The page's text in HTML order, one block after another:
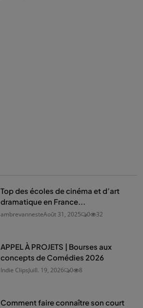
Top des écoles de cinéma et d’art
dramatique en France...
ambrevannesteAoût 31, 2025 0 32
APPEL À PROJETS | Bourses aux
concepts de Comédies 2026
Indie ClipsJuill. 19, 2026 0 8
Comment faire connaître son court